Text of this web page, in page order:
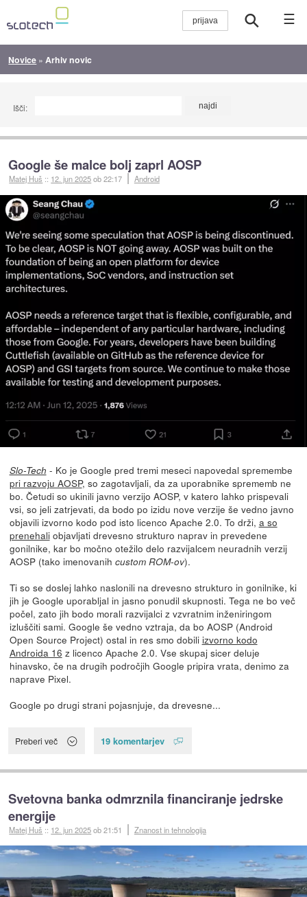
☰
Novice » Arhiv novic
Išči:
Google še malce bolj zaprl AOSP
Matej Huš :: 12. jun 2025ob 22:17 Android
Slo-Tech - Ko je Google pred tremi meseci napovedal spremembe
pri razvoju AOSP, so zagotavljali, da za uporabnike sprememb ne
bo. Četudi so ukinili javno verzijo AOSP, v katero lahko prispevali
vsi, so jeli zatrjevati, da bodo po izidu nove verzije še vedno javno
objavili izvorno kodo pod isto licenco Apache 2.0. To drži, a so
prenehaliobjavljati drevesno strukturo naprav in prevedene
gonilnike, kar bo močno otežilo delo razvijalcem neuradnih verzij
AOSP (tako imenovanih custom ROM-ov).
Ti so se doslej lahko naslonili na drevesno strukturo in gonilnike, ki
jih je Google uporabljal in jasno ponudil skupnosti. Tega ne bo več
počel, zato jih bodo morali razvijalci z vzvratnim inženiringom
izluščiti sami. Google še vedno vztraja, da bo AOSP (Android
Open Source Project) ostal in res smo dobili izvorno kodo
Androida 16 z licenco Apache 2.0. Vse skupaj sicer deluje
hinavsko, če na drugih področjih Google pripira vrata, denimo za
naprave Pixel.
Google po drugi strani pojasnjuje, da drevesne...
Preberi več 19 komentarjev
Svetovna banka odmrznila financiranje jedrske
energije
Matej Huš :: 12. jun 2025ob 21:51 Znanost in tehnologija